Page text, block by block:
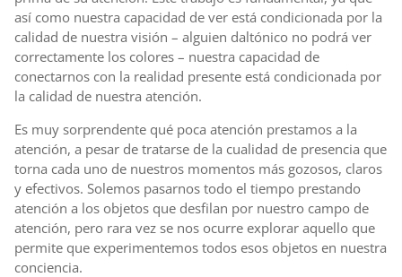
así como nuestra capacidad de ver está condicionada por la
calidad de nuestra visión – alguien daltónico no podrá ver
correctamente los colores – nuestra capacidad de
conectarnos con la realidad presente está condicionada por
la calidad de nuestra atención.
Es muy sorprendente qué poca atención prestamos a la
atención, a pesar de tratarse de la cualidad de presencia que
torna cada uno de nuestros momentos más gozosos, claros
y efectivos. Solemos pasarnos todo el tiempo prestando
atención a los objetos que desfilan por nuestro campo de
atención, pero rara vez se nos ocurre explorar aquello que
permite que experimentemos todos esos objetos en nuestra
conciencia.